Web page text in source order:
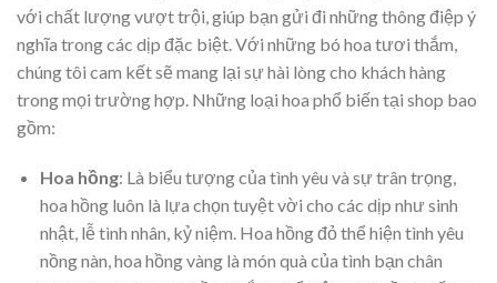
với chất lượng vượt trội, giúp bạn gửi đi những thông điệp ý
nghĩa trong các dịp đặc biệt. Với những bó hoa tươi thắm,
chúng tôi cam kết sẽ mang lại sự hài lòng cho khách hàng
trong mọi trường hợp. Những loại hoa phổ biến tại shop bao
gồm:
Hoa hồng: Là biểu tượng của tình yêu và sự trân trọng,
hoa hồng luôn là lựa chọn tuyệt vời cho các dịp như sinh
nhật, lễ tình nhân, kỷ niệm. Hoa hồng đỏ thể hiện tình yêu
nồng nàn, hoa hồng vàng là món quà của tình bạn chân